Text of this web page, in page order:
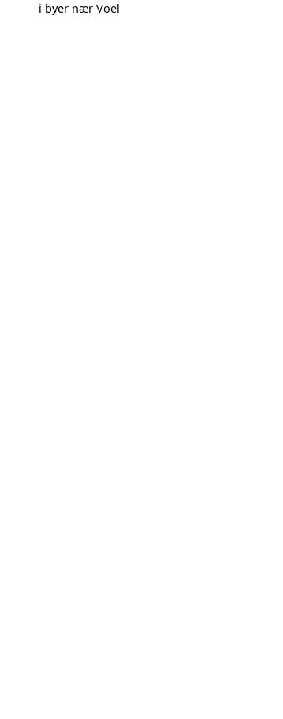
i byer nær Voel